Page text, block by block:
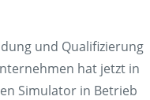
und Qualifizierung
hat jetzt in
Simulator in Betrieb